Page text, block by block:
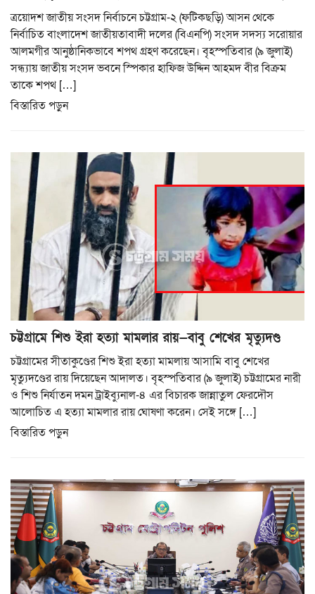
ত্রয়োদশ জাতীয় সংসদ নির্বাচনে চট্টগ্রাম-২ (ফটিকছড়ি) আসন থেকে
নির্বাচিত বাংলাদেশ জাতীয়তাবাদী দলের (বিএনপি) সংসদ সদস্য সরোয়ার
আলমগীর আনুষ্ঠানিকভাবে শপথ গ্রহণ করেছেন। বৃহস্পতিবার (৯ জুলাই)
সন্ধ্যায় জাতীয় সংসদ ভবনে স্পিকার হাফিজ উদ্দিন আহমদ বীর বিক্রম
তাকে শপথ […]
বিস্তারিত পড়ুন
চট্টগ্রামে শিশু ইরা হত্যা মামলার রায়—বাবু শেখের মৃত্যুদণ্ড
চট্টগ্রামের সীতাকুণ্ডের শিশু ইরা হত্যা মামলায় আসামি বাবু শেখের
মৃত্যুদণ্ডের রায় দিয়েছেন আদালত। বৃহস্পতিবার (৯ জুলাই) চট্টগ্রামের নারী
ও শিশু নির্যাতন দমন ট্রাইব্যুনাল-৪ এর বিচারক জান্নাতুল ফেরদৌস
আলোচিত এ হত্যা মামলার রায় ঘোষণা করেন। সেই সঙ্গে […]
বিস্তারিত পড়ুন